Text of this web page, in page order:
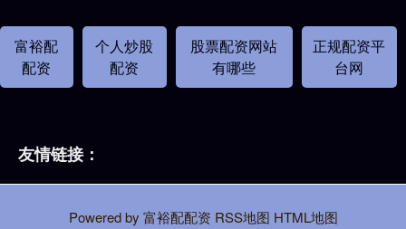
富裕配
配资
个人炒股
配资
股票配资网站
有哪些
正规配资平
台网
友情链接：
Powered by 富裕配配资 RSS地图 HTML地图